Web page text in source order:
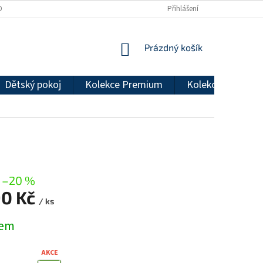
OCHRANY OSOBNÍCH ÚDAJŮ REKLAMAČNÍ ŘÁD
Přihlášení
NÁKUPNÍ
Prázdný košík
Dětský pokoj Kolekce Premium Kolekce
–20 %
Kč / ks
AKCE